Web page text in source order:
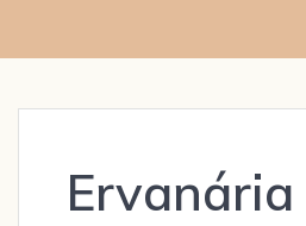
Ervanária